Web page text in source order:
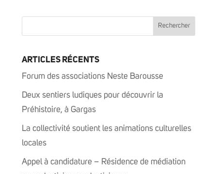
ARTICLES RÉCENTS
Forum des associations Neste Barousse
Deux sentiers ludiques pour découvrir la
Préhistoire, à Gargas
La collectivité soutient les animations culturelles
locales
Appel à candidature – Résidence de médiation